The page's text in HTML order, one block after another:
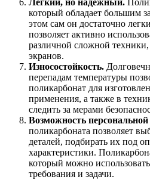
который обладает большим
этом сам он достаточно
позволяет активно
различной сложной
экранов.
Износостойкость.
перепадам температуры
поликарбонат для
применения, а также в
следить за мерами
Возможность
поликарбоната позволяет
деталей, подбирать их под
характеристики.
который можно
требования и задачи.